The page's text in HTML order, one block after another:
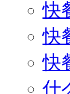
快
快
快
什